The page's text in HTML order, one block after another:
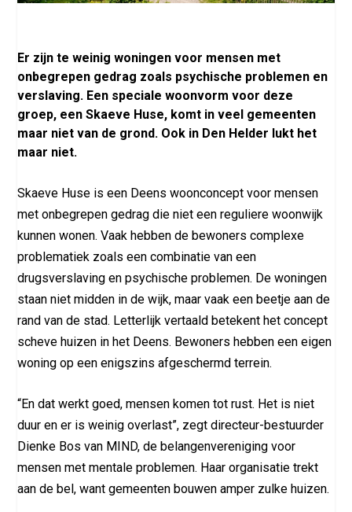
Er zijn te weinig woningen voor mensen met
onbegrepen gedrag zoals psychische problemen en
verslaving. Een speciale woonvorm voor deze
groep, een Skaeve Huse, komt in veel gemeenten
maar niet van de grond. Ook in Den Helder lukt het
maar niet.
Skaeve Huse is een Deens woonconcept voor mensen
met onbegrepen gedrag die niet een reguliere woonwijk
kunnen wonen. Vaak hebben de bewoners complexe
problematiek zoals een combinatie van een
drugsverslaving en psychische problemen. De woningen
staan niet midden in de wijk, maar vaak een beetje aan de
rand van de stad. Letterlijk vertaald betekent het concept
scheve huizen in het Deens. Bewoners hebben een eigen
woning op een enigszins afgeschermd terrein.
“En dat werkt goed, mensen komen tot rust. Het is niet
duur en er is weinig overlast”, zegt directeur-bestuurder
Dienke Bos van MIND, de belangenvereniging voor
mensen met mentale problemen. Haar organisatie trekt
aan de bel, want gemeenten bouwen amper zulke huizen.